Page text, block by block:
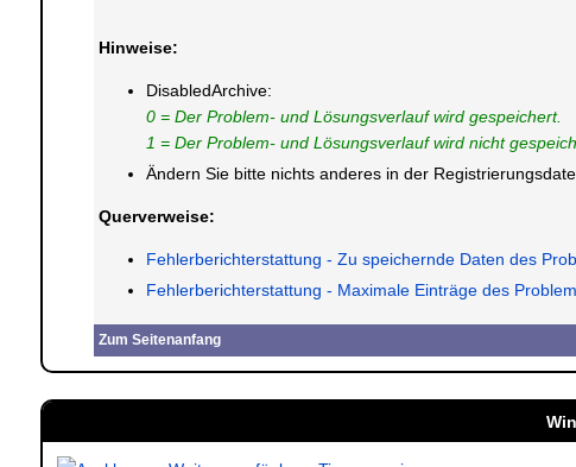
Hinweise:
DisabledArchive:
0 = Der Problem- und Lösungsverlauf wird gespeichert.
1 = Der Problem- und Lösungsverlauf wird nicht
Ändern Sie bitte nichts anderes in der
Querverweise:
Fehlerberichterstattung - Zu speichernde Daten des
Fehlerberichterstattung - Maximale Einträge des
Zum Seitenanfang